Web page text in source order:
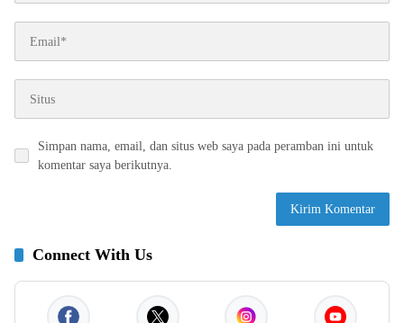
Simpan nama, email, dan situs web saya pada peramban ini untuk
komentar saya berikutnya.
Connect With Us